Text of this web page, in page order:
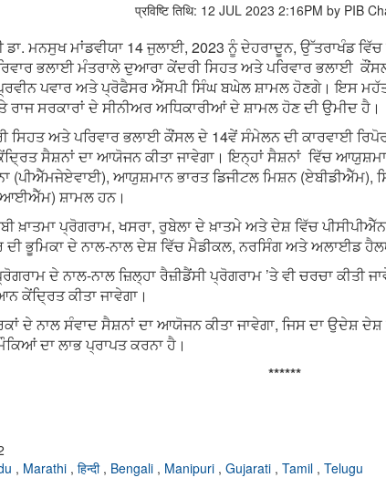
प्रविष्टि तिथि: 12 JUL 2023 2:16PM by PIB
ਮਨਸੁਖ ਮਾਂਡਵੀਯਾ 14 ਜੁਲਾਈ, 2023 ਨੂੰ ਦੇਹਰਾਦੂਨ, ਉੱਤਰਾਖੰਡ
ਭਲਾਈ ਮੰਤਰਾਲੇ ਦੁਆਰਾ ਕੇਂਦਰੀ ਸਿਹਤ ਅਤੇ ਪਰਿਵਾਰ ਭਲਾਈ
ਪ੍ਰਵੀਨ ਪਵਾਰ ਅਤੇ ਪ੍ਰੋਫੈਸਰ ਐੱਸਪੀ ਸਿੰਘ ਬਘੇਲ ਸ਼ਾਮਲ ਹੋਣਗੇ। ਇਸ
ਸਰਕਾਰਾਂ ਦੇ ਸੀਨੀਅਰ ਅਧਿਕਾਰੀਆਂ ਦੇ ਸ਼ਾਮਲ ਹੋਣ ਦੀ ਉਮੀਦ ਹੈ।
ਅਤੇ ਪਰਿਵਾਰ ਭਲਾਈ ਕੌਂਸਲ ਦੇ 14ਵੇਂ ਸੰਮੇਲਨ ਦੀ ਕਾਰਵਾਈ
ਸੈਸ਼ਨਾਂ ਦਾ ਆਯੋਜਨ ਕੀਤਾ ਜਾਵੇਗਾ। ਇਨ੍ਹਾਂ ਸੈਸ਼ਨਾਂ ਵਿੱਚ
(ਪੀਐੱਮਜੇਏਵਾਈ), ਆਯੁਸ਼ਮਾਨ ਭਾਰਤ ਡਿਜੀਟਲ ਮਿਸ਼ਨ
ਸ਼ਾਮਲ ਹਨ।
ਖ਼ਾਤਮਾ ਪ੍ਰੋਗਰਾਮ, ਖਸਰਾ, ਰੁਬੇਲਾ ਦੇ ਖ਼ਾਤਮੇ ਅਤੇ ਦੇਸ਼ ਵਿੱਚ
ਭੂਮਿਕਾ ਦੇ ਨਾਲ-ਨਾਲ ਦੇਸ਼ ਵਿੱਚ ਮੈਡੀਕਲ, ਨਰਸਿੰਗ ਅਤੇ ਅਲਾਈਡ
ਦੇ ਨਾਲ-ਨਾਲ ਜ਼ਿਲ੍ਹਾ ਰੈਜ਼ੀਡੈਂਸੀ ਪ੍ਰੋਗਰਾਮ ’ਤੇ ਵੀ ਚਰਚਾ ਕੀਤੀ
ਕੇਂਦ੍ਰਿਤ ਕੀਤਾ ਜਾਵੇਗਾ।
ਦੇ ਨਾਲ ਸੰਵਾਦ ਸੈਸ਼ਨਾਂ ਦਾ ਆਯੋਜਨ ਕੀਤਾ ਜਾਵੇਗਾ, ਜਿਸ ਦਾ ਉਦੇਸ਼
ਦਾ ਲਾਭ ਪ੍ਰਾਪਤ ਕਰਨਾ ਹੈ।
******
, Marathi , हिन्दी , Bengali , Manipuri , Gujarati , Tamil , Telugu